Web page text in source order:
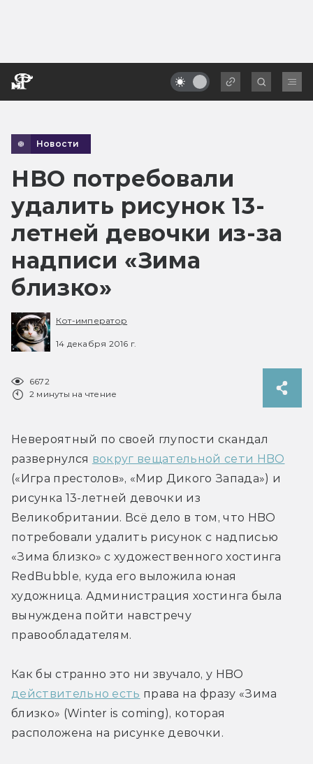
Новости
HBO потребовали
удалить рисунок 13-
летней девочки из-за
надписи «Зима
близко»
Кот-император
14 декабря 2016 г.
6672
2 минуты на чтение
Невероятный по своей глупости скандал
развернулся вокруг вещательной сети HBO
(«Игра престолов», «Мир Дикого Запада») и
рисунка 13-летней девочки из
Великобритании. Всё дело в том, что HBO
потребовали удалить рисунок с надписью
«Зима близко» с художественного хостинга
RedBubble, куда его выложила юная
художница. Администрация хостинга была
вынуждена пойти навстречу
правообладателям.
действительно есть права на фразу «Зима
близко» (Winter is coming), которая
расположена на рисунке девочки.